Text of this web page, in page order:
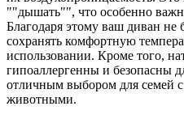
""дышать"", что особенно
Благодаря этому ваш диван не
сохранять комфортную
использовании. Кроме того,
гипоаллергенны и безопасны
отличным выбором для семей
животными.